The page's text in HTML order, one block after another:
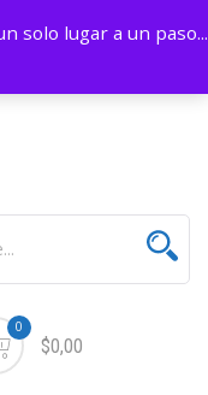
0
$0,00
solo lugar a un paso...